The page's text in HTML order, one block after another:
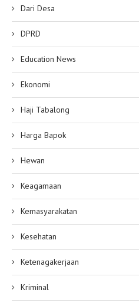
Dari Desa
DPRD
Education News
Ekonomi
Haji Tabalong
Harga Bapok
Hewan
Keagamaan
Kemasyarakatan
Kesehatan
Ketenagakerjaan
Kriminal